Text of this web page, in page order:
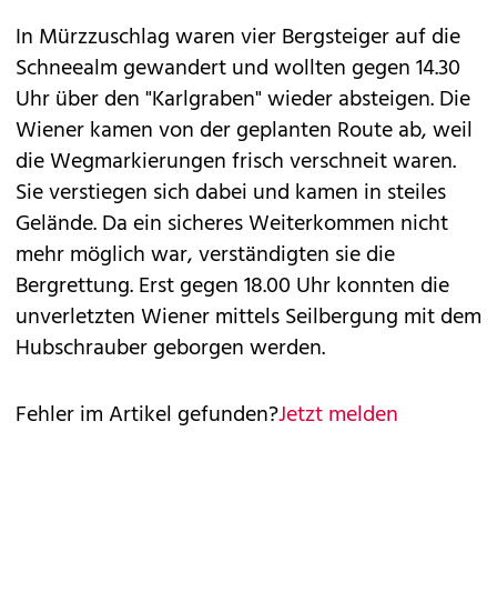
In Mürzzuschlag waren vier Bergsteiger auf die
Schneealm gewandert und wollten gegen 14.30
Uhr über den "Karlgraben" wieder absteigen. Die
Wiener kamen von der geplanten Route ab, weil
die Wegmarkierungen frisch verschneit waren.
Sie verstiegen sich dabei und kamen in steiles
Gelände. Da ein sicheres Weiterkommen nicht
mehr möglich war, verständigten sie die
Bergrettung. Erst gegen 18.00 Uhr konnten die
unverletzten Wiener mittels Seilbergung mit dem
Hubschrauber geborgen werden.
Fehler im Artikel gefunden?Jetzt melden